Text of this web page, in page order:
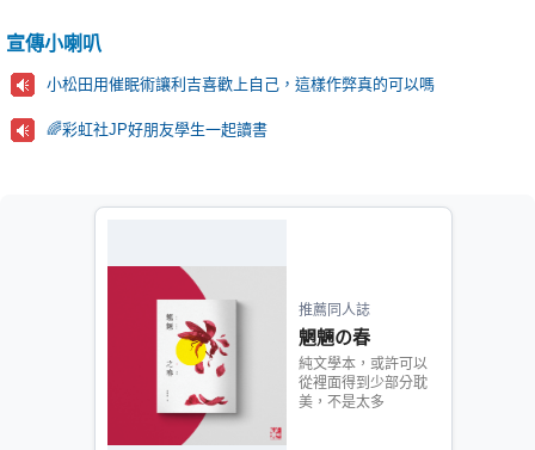
宣傳小喇叭
小松田用催眠術讓利吉喜歡上自己，這樣作弊真的可以嗎
🌈彩虹社JP好朋友學生一起讀書
推薦同人誌
魍魎の春
純文學本，或許可以
從裡面得到少部分耽
美，不是太多